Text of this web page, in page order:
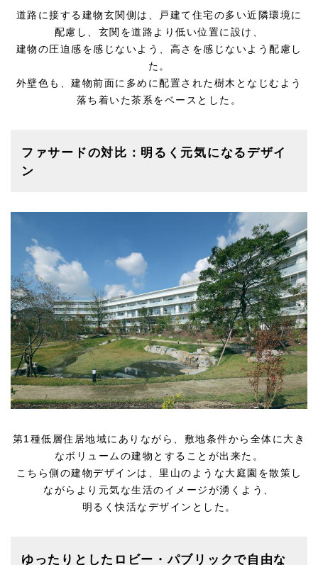
道路に接する建物玄関側は、戸建て住宅の多い近隣環境に
配慮し、玄関を道路より低い位置に設け、
建物の圧迫感を感じないよう、高さを感じないよう配慮し
た。
外壁色も、建物前面に多めに配置された樹木となじむよう
落ち着いた茶系をベースとした。
ファサードの対比：明るく元気になるデザイ
ン
第1種低層住居地域にありながら、敷地条件から全体に大き
なボリュームの建物とすることが出来た。
こちら側の建物デザインは、里山のような大庭園を散策し
ながらより元気な生活のイメージが湧くよう、
明るく快活なデザインとした。
ゆったりとしたロビー・パブリックで自由な